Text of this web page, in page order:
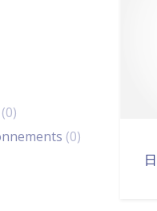
products
00 products
00 products